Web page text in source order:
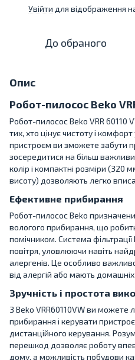
Увійти для відображення
До обраного
Опис
Робот-пилосос Beko
Робот-пилосос Beko VRR 60110
тих, хто цінує чистоту і
пристроєм ви зможете забути
зосередитися на більш
колір і компактні розміри
висоту) дозволяють легко
Ефективне прибирання
Робот-пилосос Beko
вологого прибирання, що
помічником. Система
повітря, уловлюючи навіть
алергенів. Це особливо
від алергій або мають
Зручність і простота
З Beko VRR60110VW ви можете
прибирання і керувати
дистанційного керування.
перешкод дозволяє роботу
дому, а можливість побудови